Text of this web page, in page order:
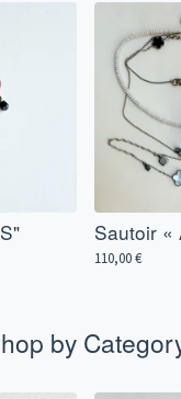
Sautoir «
110,00€
by